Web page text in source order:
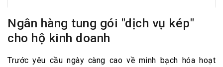
Ngân hàng tung gói "dịch vụ kép"
cho hộ kinh doanh
Trước yêu cầu ngày càng cao về minh bạch hóa hoạt